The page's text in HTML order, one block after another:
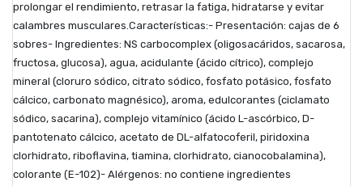
prolongar el rendimiento, retrasar la fatiga, hidratarse y evitar
calambres musculares.Características:- Presentación: cajas de 6
sobres- Ingredientes: NS carbocomplex (oligosacáridos, sacarosa,
fructosa, glucosa), agua, acidulante (ácido cítrico), complejo
mineral (cloruro sódico, citrato sódico, fosfato potásico, fosfato
cálcico, carbonato magnésico), aroma, edulcorantes (ciclamato
sódico, sacarina), complejo vitamínico (ácido L-ascórbico, D-
pantotenato cálcico, acetato de DL-alfatocoferil, piridoxina
clorhidrato, riboflavina, tiamina, clorhidrato, cianocobalamina),
colorante (E-102)- Alérgenos: no contiene ingredientes